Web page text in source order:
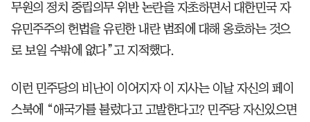
무원의 정치 중립의무 위반 논란을 자초하면서 대한민국 자
유민주주의 헌법을 유린한 내란 범죄에 대해 옹호하는 것으
로 보일 수밖에 없다”고 지적했다.
이런 민주당의 비난이 이어지자 이 지사는 이날 자신의 페이
스북에 “애국가를 불렀다고 고발한다고? 민주당 자신있으면